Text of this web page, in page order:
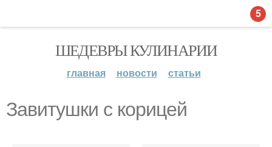
ШЕДЕВРЫ КУЛИНАРИИ
главная новости статьи
Завитушки с корицей
5